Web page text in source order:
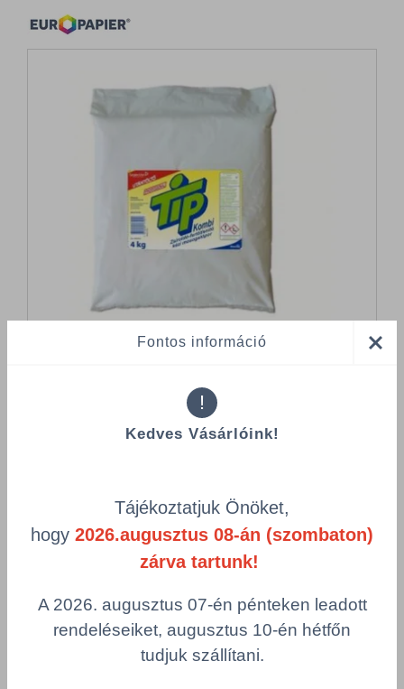
Összes termék (a rendezéshez - SZŰRÉS - kattints a lenti
Visszaállítás
Csomagolás
Tip Kombi Professional 4kg - Fertőtlenítő
kézi mosogatópor, kiváló zsíroldó hatással
Fontos információ
!
Kedves Vásárlóink!
Tájékoztatjuk Önöket,
hogy 2026.augusztus 08-án (szombaton)
zárva tartunk!
A 2026. augusztus 07-én pénteken leadott
rendeléseiket, augusztus 10-én hétfőn
tudjuk szállítani.